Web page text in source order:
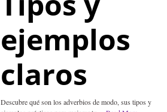
ejemplos
claros
Descubre qué son los adverbios de modo, sus tipos y